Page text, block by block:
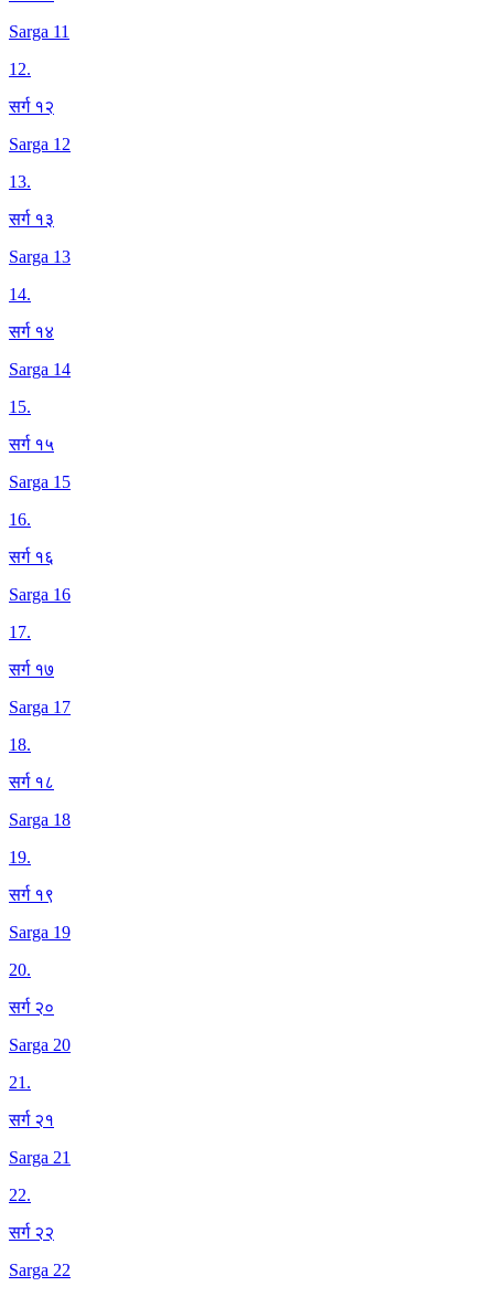
Sarga 11
12.
सर्ग १२
Sarga 12
13.
सर्ग १३
Sarga 13
14.
सर्ग १४
Sarga 14
15.
सर्ग १५
Sarga 15
16.
सर्ग १६
Sarga 16
17.
सर्ग १७
Sarga 17
18.
सर्ग १८
Sarga 18
19.
सर्ग १९
Sarga 19
20.
सर्ग २०
Sarga 20
21.
सर्ग २१
Sarga 21
22.
सर्ग २२
Sarga 22